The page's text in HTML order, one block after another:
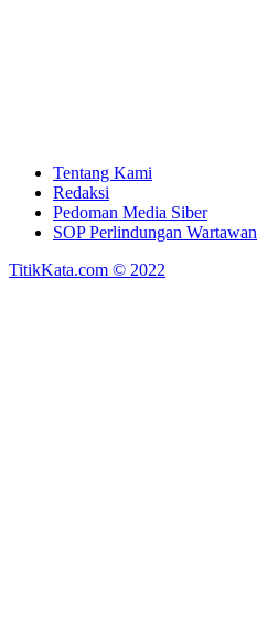
Tentang Kami
Redaksi
Pedoman Media Siber
SOP Perlindungan Wartawan
TitikKata.com © 2022